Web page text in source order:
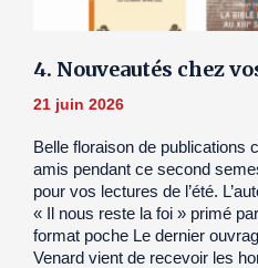
4. Nouveautés chez
21 juin 2026
Belle floraison de publications
amis pendant ce second
pour vos lectures de l’été.
« Il nous reste la foi » primé
format poche Le dernier
Venard vient de recevoir les